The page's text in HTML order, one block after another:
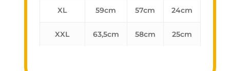
XL 59cm 57cm 24cm
XXL 63,5cm 58cm 25cm